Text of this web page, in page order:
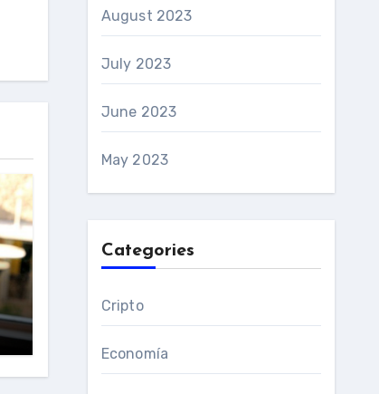
August 2023
July 2023
June 2023
May 2023
Categories
Cripto
Economía